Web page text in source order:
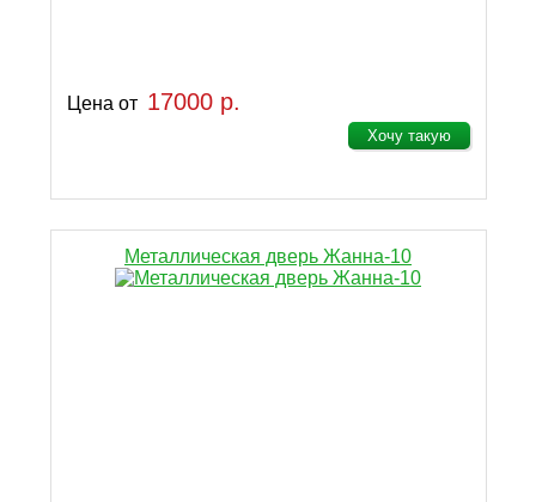
Цена от 17000 р.
Хочу такую
Металлическая дверь Жанна-10